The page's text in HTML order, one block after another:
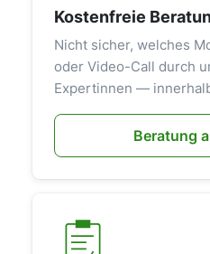
Kostenfreie
Nicht sicher, welches
oder Video-Call durch
Expertinnen —
Beratung